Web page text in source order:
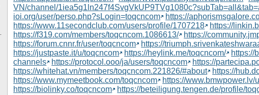
VN/channel/
ioi.org/user/perso.php?sLogin=toqcncom
https://
https://www.11secondclub.com/users/profile/1707218
https://
https://f319.com/members/toqcncom.1086613/
https://
https://forum.cnnr.fr/user/toqcncom
https://
https://justpaste.it/u/toqcncom
https://heylink.me/toqcncom/ https://
channels
https://protocol.ooo/ja/users/toqcncom https://
https://whitehat.vn/members/toqcncom.221826/#about
https://
https://www.mymeetbook.com/toqcncom
https://www.bmwpower.lv/
https://biolinky.co/toqcncom
https://beteiligung.tengen.de/profile/